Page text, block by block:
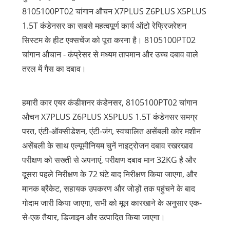
8105100PT02 चांगान औचन X7PLUS Z6PLUS X5PLUS
1.5T कंडेनसर का सबसे महत्वपूर्ण कार्य ऑटो रेफ्रिजरेशन
सिस्टम के हीट एक्सचेंज को पूरा करना है। 8105100PT02
चांगान औचान - कंप्रेसर से मध्यम तापमान और उच्च दबाव वाले
तरल में गैस का दबाव।
हमारी कार एयर कंडीशनर कंडेनसर, 8105100PT02 चांगान
औचन X7PLUS Z6PLUS X5PLUS 1.5T कंडेनसर समग्र
परत, एंटी-ऑक्सीडेशन, एंटी-जंग, स्वचालित असेंबली कोर मशीन
असेंबली के साथ एल्यूमीनियम चुनें नाइट्रोजन दबाव रखरखाव
परीक्षण को सख्ती से अपनाएं, परीक्षण दबाव मान 32KG है और
दूसरा पहले निरीक्षण के 72 घंटे बाद निरीक्षण किया जाएगा, और
मानक ब्रैकेट, सहायक उपकरण और जोड़ों तक पहुंचने के बाद
गोदाम जारी किया जाएगा, सभी को मूल कारखाने के अनुसार एक-
से-एक तैयार, डिजाइन और उत्पादित किया जाएगा।